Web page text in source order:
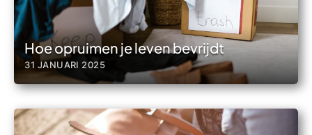
Hoe opruimen je leven bevrijdt
31 JANUARI 2025